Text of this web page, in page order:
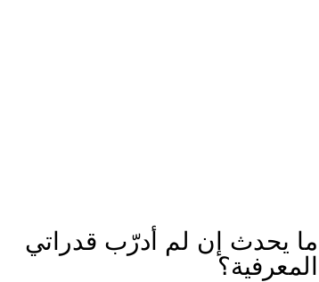
ما يحدث إن لم أدرّب قدراتي
المعرفية؟